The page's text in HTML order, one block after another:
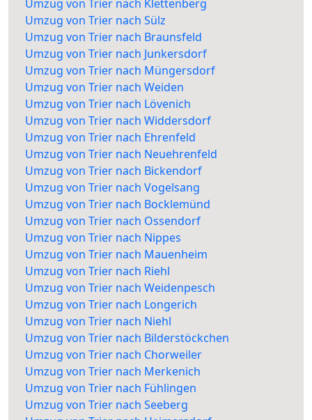
Umzug von Trier nach Klettenberg
Umzug von Trier nach Sülz
Umzug von Trier nach Braunsfeld
Umzug von Trier nach Junkersdorf
Umzug von Trier nach Müngersdorf
Umzug von Trier nach Weiden
Umzug von Trier nach Lövenich
Umzug von Trier nach Widdersdorf
Umzug von Trier nach Ehrenfeld
Umzug von Trier nach Neuehrenfeld
Umzug von Trier nach Bickendorf
Umzug von Trier nach Vogelsang
Umzug von Trier nach Bocklemünd
Umzug von Trier nach Ossendorf
Umzug von Trier nach Nippes
Umzug von Trier nach Mauenheim
Umzug von Trier nach Riehl
Umzug von Trier nach Weidenpesch
Umzug von Trier nach Longerich
Umzug von Trier nach Niehl
Umzug von Trier nach Bilderstöckchen
Umzug von Trier nach Chorweiler
Umzug von Trier nach Merkenich
Umzug von Trier nach Fühlingen
Umzug von Trier nach Seeberg